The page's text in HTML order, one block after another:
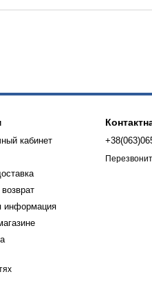
кабинет
информация